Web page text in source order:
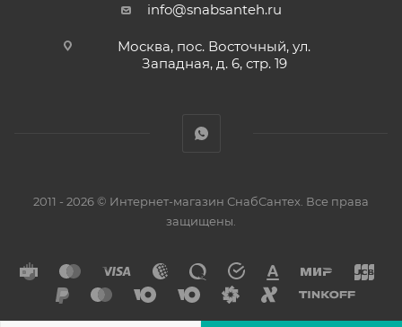
info@snabsanteh.ru
Москва, пос. Восточный, ул.
Западная, д. 6, стр. 19
2011 - 2026 © Интернет-магазин СнабСантех. Все права
защищены.